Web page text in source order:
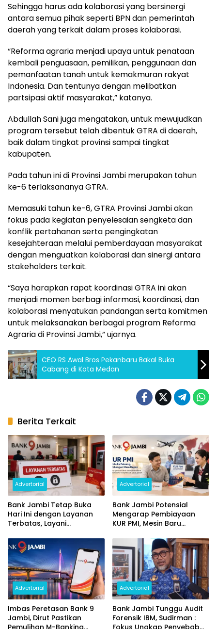
Sehingga harus ada kolaborasi yang bersinergi
antara semua pihak seperti BPN dan pemerintah
daerah yang terkait dalam proses kolaborasi.
“Reforma agraria menjadi upaya untuk penataan
kembali penguasaan, pemilikan, penggunaan dan
pemanfaatan tanah untuk kemakmuran rakyat
Indonesia. Dan tentunya dengan melibatkan
partsipasi aktif masyarakat,” katanya.
Abdullah Sani juga mengatakan, untuk mewujudkan
program tersebut telah dibentuk GTRA di daerah,
baik dalam tingkat provinsi sampai tingkat
kabupaten.
Pada tahun ini di Provinsi Jambi merupakan tahun
ke-6 terlaksananya GTRA.
Memasuki tahun ke-6, GTRA Provinsi Jambi akan
fokus pada kegiatan penyelesaian sengketa dan
konflik pertahanan serta pengingkatan
kesejahteraan melalui pemberdayaan masyarakat
dengan menguatkan kolaborasi dan sinergi antara
stakeholders terkait.
“Saya harapkan rapat koordinasi GTRA ini akan
menjadi momen berbagi informasi, koordinasi, dan
kolaborasi menyatukan pandangan serta komitmen
untuk melaksanakan berbagai program Reforma
Agraria di Provinsi Jambi,” ujarnya.
CEO RS Awal Bros Pekanbaru Bakal Buka
Cabang di Kota Medan
Berita Terkait
Advertorial
Bank Jambi Tetap Buka
Hari Ini dengan Layanan
Terbatas, Layani
dan Perubahan PIN
Advertorial
Bank Jambi Potensial
Mengarap Pembiayaan
KUR PMI, Mesin Baru
Daerah
Advertorial
Imbas Peretasan Bank 9
Jambi, Dirut Pastikan
Advertorial
Bank Jambi Tunggu Audit
Forensik IBM, Sudirman :